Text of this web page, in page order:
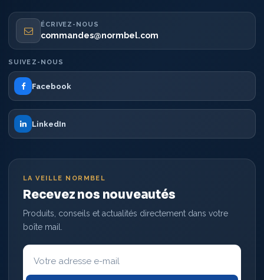
ÉCRIVEZ-NOUS
commandes@normbel.com
SUIVEZ-NOUS
Facebook
LinkedIn
LA VEILLE NORMBEL
Recevez nos nouveautés
Produits, conseils et actualités directement dans votre
boîte mail.
Votre
adresse
mail